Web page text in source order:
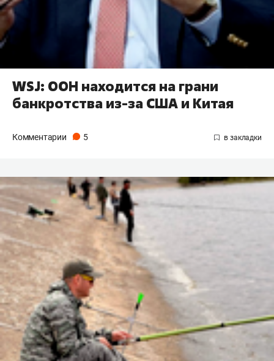
WSJ: ООН находится на грани
банкротства из-за США и Китая
Комментарии 5